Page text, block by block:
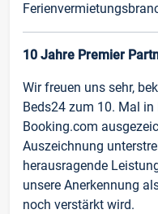
10 Jahre Premier
Wir freuen uns sehr,
Beds24 zum 10. Mal in
Booking.com
Auszeichnung
herausragende
unsere Anerkennung
noch verstärkt wird.